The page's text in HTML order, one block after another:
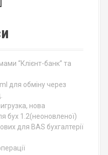
“Клієнт-банк” та
для обміну через
нова
бух 1.2(неоновленої)
для BAS бухгалтерії